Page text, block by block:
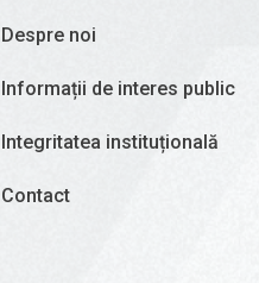
Despre noi
Informații de interes public
Integritatea instituțională
Contact